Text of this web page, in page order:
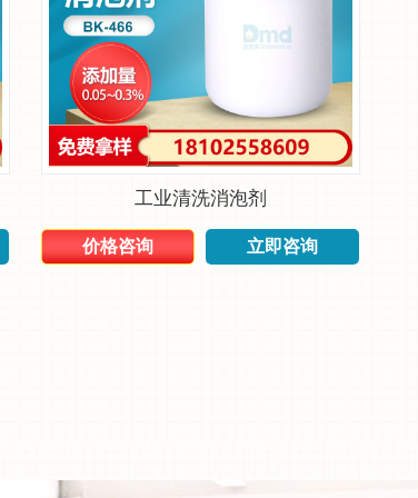
工业清洗消泡剂
价格咨询 立即咨询